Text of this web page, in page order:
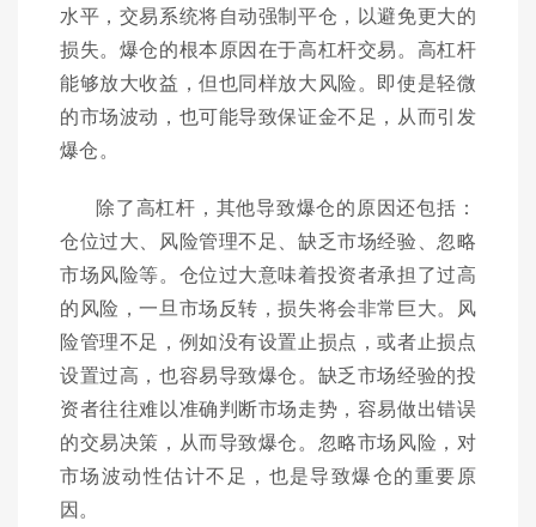
水平，交易系统将自动强制平仓，以避免更大的
损失。爆仓的根本原因在于高杠杆交易。高杠杆
能够放大收益，但也同样放大风险。即使是轻微
的市场波动，也可能导致保证金不足，从而引发
爆仓。
除了高杠杆，其他导致爆仓的原因还包括：
仓位过大、风险管理不足、缺乏市场经验、忽略
市场风险等。仓位过大意味着投资者承担了过高
的风险，一旦市场反转，损失将会非常巨大。风
险管理不足，例如没有设置止损点，或者止损点
设置过高，也容易导致爆仓。缺乏市场经验的投
资者往往难以准确判断市场走势，容易做出错误
的交易决策，从而导致爆仓。忽略市场风险，对
市场波动性估计不足，也是导致爆仓的重要原
因。